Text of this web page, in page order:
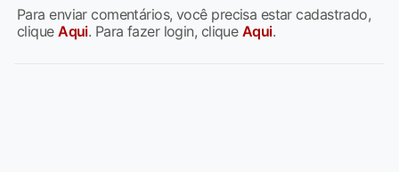
Para enviar comentários, você precisa estar cadastrado,
cliqueAqui. Para fazer login, clique Aqui.